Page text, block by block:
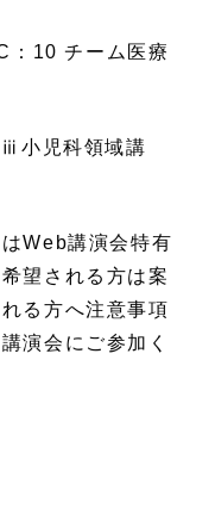
：10 チーム医療
小児科領域講
Web講演会特有
望される方は案
る方へ注意事項
演会にご参加く